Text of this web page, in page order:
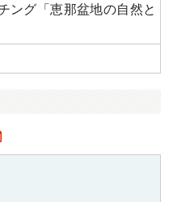
ング「恵那盆地の自然と